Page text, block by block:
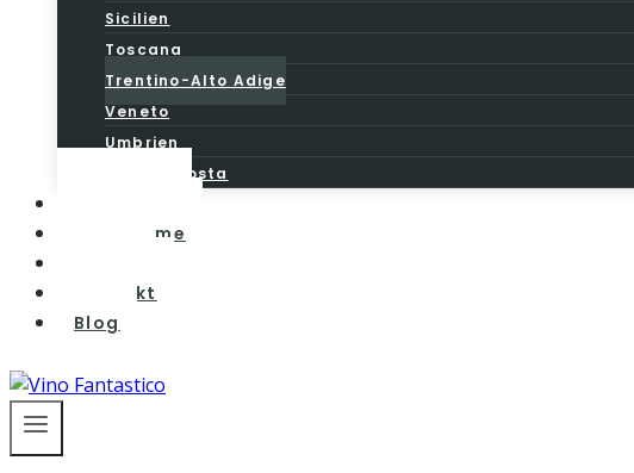
Sicilien
Toscana
Trentino-Alto Adige
Veneto
Umbrien
Valle d’Aosta
Vinturisme
Kontakt
Blog